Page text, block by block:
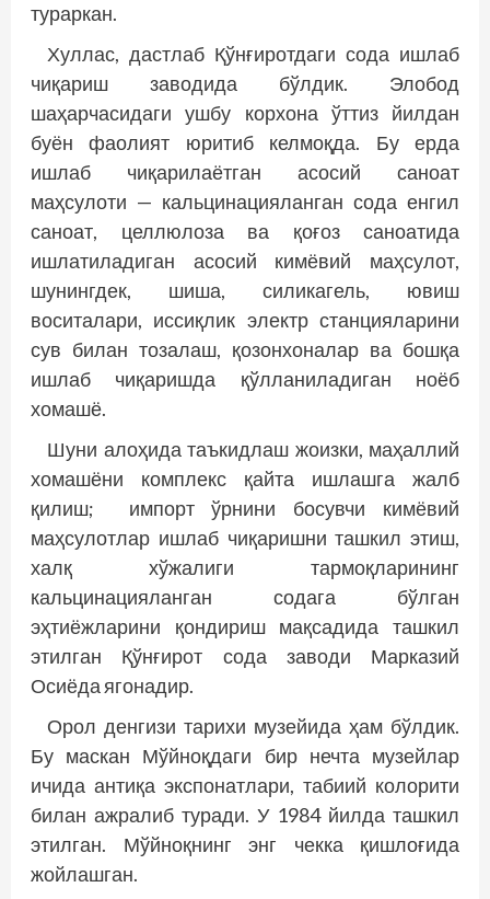
тураркан.
Хуллас, дастлаб Қўнғиротдаги сода ишлаб
чиқариш заводида бўлдик. Элобод
шаҳарчасидаги ушбу корхона ўттиз йилдан
буён фаолият юритиб келмоқда. Бу ерда
ишлаб чиқарилаётган асосий саноат
маҳсулоти — кальцинацияланган сода енгил
саноат, целлюлоза ва қоғоз саноатида
ишлатиладиган асосий кимёвий маҳсулот,
шунингдек, шиша, силикагель, ювиш
воситалари, иссиқлик электр станцияларини
сув билан тозалаш, қозонхоналар ва бошқа
ишлаб чиқаришда қўлланиладиган ноёб
хомашё.
Шуни алоҳида таъкидлаш жоизки, маҳаллий
хомашёни комплекс қайта ишлашга жалб
қилиш; импорт ўрнини босувчи кимёвий
маҳсулотлар ишлаб чиқаришни ташкил этиш,
халқ хўжалиги тармоқларининг
кальцинацияланган содага бўлган
эҳтиёжларини қондириш мақсадида ташкил
этилган Қўнғирот сода заводи Марказий
Осиёда ягонадир.
Орол денгизи тарихи музейида ҳам бўлдик.
Бу маскан Мўйноқдаги бир нечта музейлар
ичида антиқа экспонатлари, табиий колорити
билан ажралиб туради. У 1984 йилда ташкил
этилган. Мўйноқнинг энг чекка қишлоғида
жойлашган.